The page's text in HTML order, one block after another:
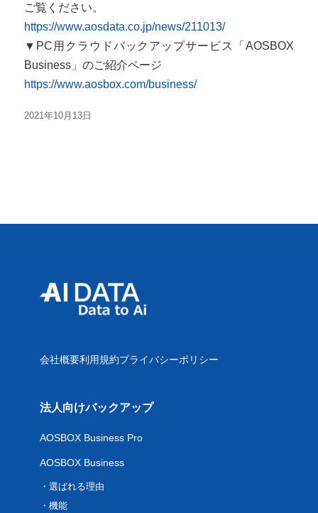
ご覧ください。
https://www.aosdata.co.jp/news/211013/
▼PC用クラウドバックアップサービス「AOSBOX
Business」のご紹介ページ
https://www.aosbox.com/business/
2021年10月13日
会社概要利用規約プライバシーポリシー
法人向けバックアップ
AOSBOX Business Pro
AOSBOX Business
選ばれる理由
機能